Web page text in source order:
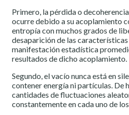
Primero, la pérdida o
ocurre debido a su acoplamiento
entropía con muchos grados de
desaparición de las
manifestación estadística
resultados de dicho acoplamiento.
Segundo, el vacío nunca está en
contener energía ni partículas. De
cantidades de fluctuaciones
constantemente en cada uno de